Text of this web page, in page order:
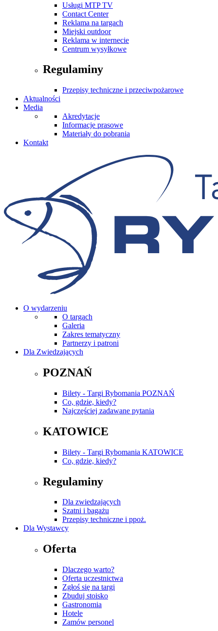
Usługi MTP TV
Contact Center
Reklama na targach
Miejski outdoor
Reklama w internecie
Centrum wysyłkowe
Regulaminy
Przepisy techniczne i przeciwpożarowe
Aktualności
Media
Akredytacje
Informacje prasowe
Materiały do pobrania
Kontakt
O wydarzeniu
O targach
Galeria
Zakres tematyczny
Partnerzy i patroni
Dla Zwiedzających
POZNAŃ
Bilety - Targi Rybomania POZNAŃ
Co, gdzie, kiedy?
Najczęściej zadawane pytania
KATOWICE
Bilety - Targi Rybomania KATOWICE
Co, gdzie, kiedy?
Regulaminy
Dla zwiedzających
Szatni i bagażu
Przepisy techniczne i ppoż.
Dla Wystawcy
Oferta
Dlaczego warto?
Oferta uczestnictwa
Zgłoś się na targi
Zbuduj stoisko
Gastronomia
Hotele
Zamów personel